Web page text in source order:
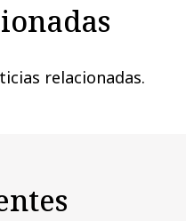
relacionadas.